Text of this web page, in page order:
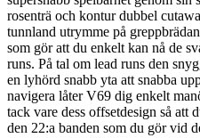
rosenträ och kontur dubbel
tunnland utrymme på
som gör att du enkelt kan nå de
runs. På tal om lead runs den
en lyhörd snabb yta att snabba
navigera låter V69 dig enkelt
tack vare dess offsetdesign så att
den 22:a banden som du gör vid